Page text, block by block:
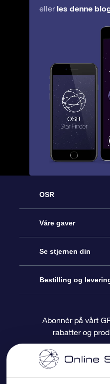
eller les denne
OSR
Kundeservice
Kontakt oss
Bloggen
Anmeldelser
Våre gaver
Online Stjernegave
OSR Gavepakke
OSR-gavekortet
Bedriftsgaver
Se stjernen din
Star Register
Pesontilpasset
One Million Stars
Bestilling og
Betalingsinformasjon
Fraktinformasjon
Abonnér på vårt
rabatter og